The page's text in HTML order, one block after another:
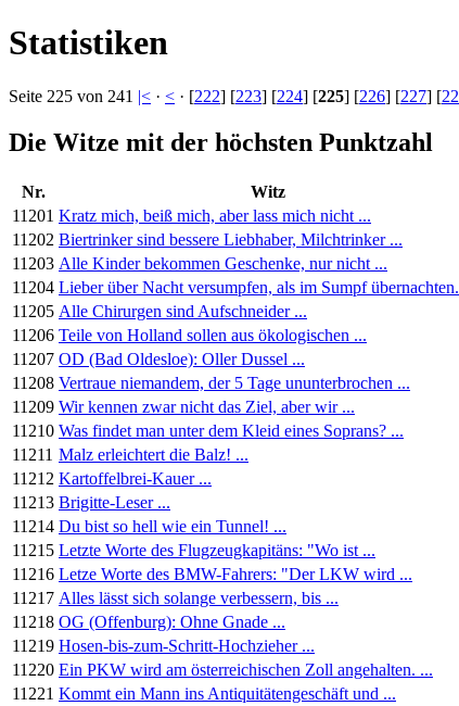
Statistiken
Seite 225 von 241 |< · < · [222] [223] [224] [225] [226] [227] [
Die Witze mit der höchsten Punktzahl
Nr. Witz
11201 Kratz mich, beiß mich, aber lass mich nicht ...
11202 Biertrinker sind bessere Liebhaber, Milchtrinker ...
11203 Alle Kinder bekommen Geschenke, nur nicht ...
11204 Lieber über Nacht versumpfen, als im Sumpf
11205 Alle Chirurgen sind Aufschneider ...
11206 Teile von Holland sollen aus ökologischen ...
11207 OD (Bad Oldesloe): Oller Dussel ...
11208 Vertraue niemandem, der 5 Tage ununterbrochen ...
11209 Wir kennen zwar nicht das Ziel, aber wir ...
11210 Was findet man unter dem Kleid eines Soprans? ...
11211 Malz erleichtert die Balz! ...
11212 Kartoffelbrei-Kauer ...
11213 Brigitte-Leser ...
11214 Du bist so hell wie ein Tunnel! ...
11215 Letzte Worte des Flugzeugkapitäns: "Wo ist ...
11216 Letze Worte des BMW-Fahrers: "Der LKW wird ...
11217 Alles lässt sich solange verbessern, bis ...
11218 OG (Offenburg): Ohne Gnade ...
11219 Hosen-bis-zum-Schritt-Hochzieher ...
11220 Ein PKW wird am österreichischen Zoll angehalten. ...
11221 Kommt ein Mann ins Antiquitätengeschäft und ...